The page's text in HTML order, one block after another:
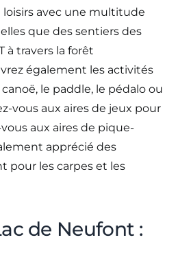
loisirs avec une multitude
que des sentiers des
à travers la forêt
également les activités
le paddle, le pédalo ou
vous aux aires de jeux pour
aux aires de pique-
apprécié des
pour les carpes et les
de Neufont :